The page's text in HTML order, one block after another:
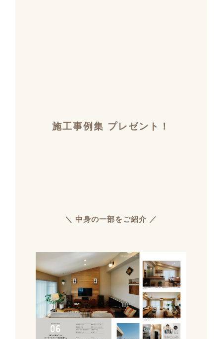
施工事例集 プレゼント！
＼ 中身の一部をご紹介 ／